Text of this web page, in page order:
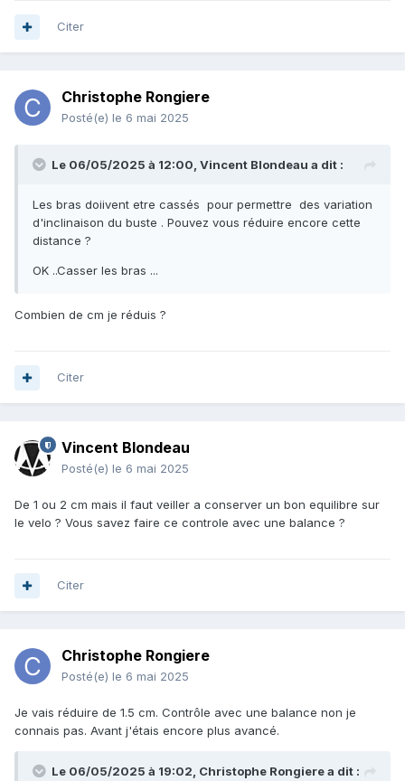
Citer
Christophe Rongiere
Posté(e) le 6 mai 2025
Le 06/05/2025 à 12:00, Vincent Blondeau a dit :
Les bras doiivent etre cassés pour permettre des variation
d'inclinaison du buste . Pouvez vous réduire encore cette
distance ?
OK ..Casser les bras ...
Combien de cm je réduis ?
Citer
Vincent Blondeau
Posté(e) le 6 mai 2025
De 1 ou 2 cm mais il faut veiller a conserver un bon equilibre sur
le velo ? Vous savez faire ce controle avec une balance ?
Citer
Christophe Rongiere
Posté(e) le 6 mai 2025
Je vais réduire de 1.5 cm. Contrôle avec une balance non je
connais pas. Avant j'étais encore plus avancé.
Le 06/05/2025 à 19:02, Christophe Rongierea dit :